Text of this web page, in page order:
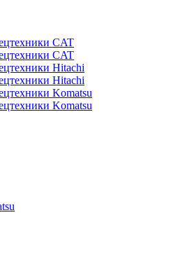
CAT
CAT
Hitachi
Hitachi
Komatsu
Komatsu